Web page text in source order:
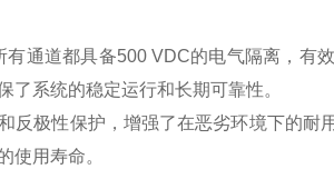
有通道都具备500 VDC的电气隔离，有
了系统的稳定运行和长期可靠性。
反极性保护，增强了在恶劣环境下的耐
使用寿命。